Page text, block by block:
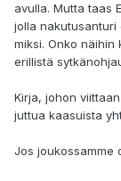
avulla. Mutta taas
jolla nakutusanturi
miksi. Onko näihin
erillistä
Kirja, johon
juttua kaasuista
Jos joukossamme